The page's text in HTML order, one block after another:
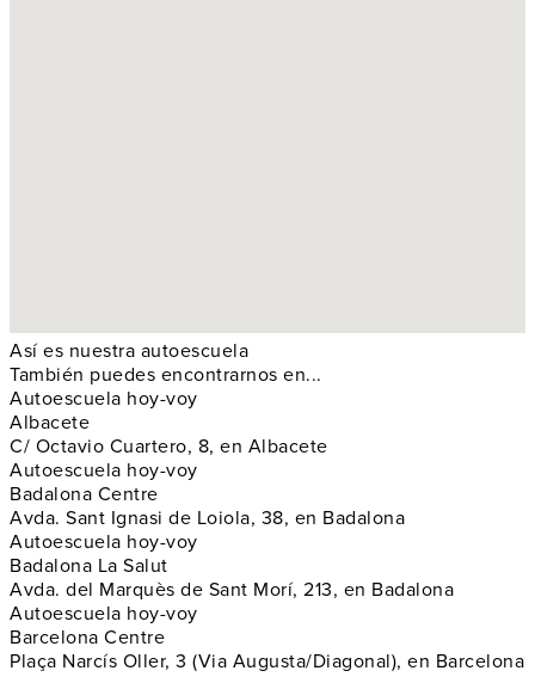
Así es nuestra autoescuela
También puedes encontrarnos en...
Autoescuela hoy-voy
Albacete
C/ Octavio Cuartero, 8, en Albacete
Autoescuela hoy-voy
Badalona Centre
Avda. Sant Ignasi de Loiola, 38, en Badalona
Autoescuela hoy-voy
Badalona La Salut
Avda. del Marquès de Sant Morí, 213, en Badalona
Autoescuela hoy-voy
Barcelona Centre
Plaça Narcís Oller, 3 (Via Augusta/Diagonal), en Barcelona